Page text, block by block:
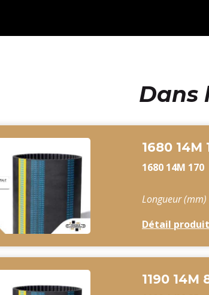
Dans
1680 14M
1680 14M 170
Longueur
Détail produit
1190 14M